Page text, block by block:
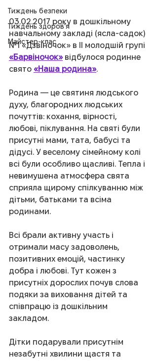
Тиждень безпеки
Тиждень здоров'я
Майстер-клас
03.02.2017 року в дошкільному
навчальному закладі (ясла-садок)
№1 «Дзвіночок» в ІІ молодшій групі
«Барвіночок» відбулося родинне
свято «Наша родина».
Родина — це святиня людського
духу, благородних людських
почуттів: кохання, вірності,
любові, піклування. На святі були
присутні мами, тата, бабусі та
дідусі. У веселому сімейному колі
всі були особливо щасливі. Тепла і
невимушена атмосфера свята
сприяла щирому спілкуванню між
дітьми, батьками та всіма
родинами.
Всі брали активну участь і
отримали масу задоволень,
позитивних емоцій, частинку
добра і любові. Тут кожен з
присутніх дорослих почув слова
подяки за виховання дітей та
співпрацю із дошкільним
закладом.
Дітки подарували присутнім
незабутні хвилини щастя та